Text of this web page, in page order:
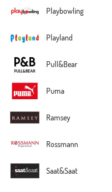
Playbowling
Playland
Pull&Bear
Puma
Ramsey
Rossmann
Saat&Saat